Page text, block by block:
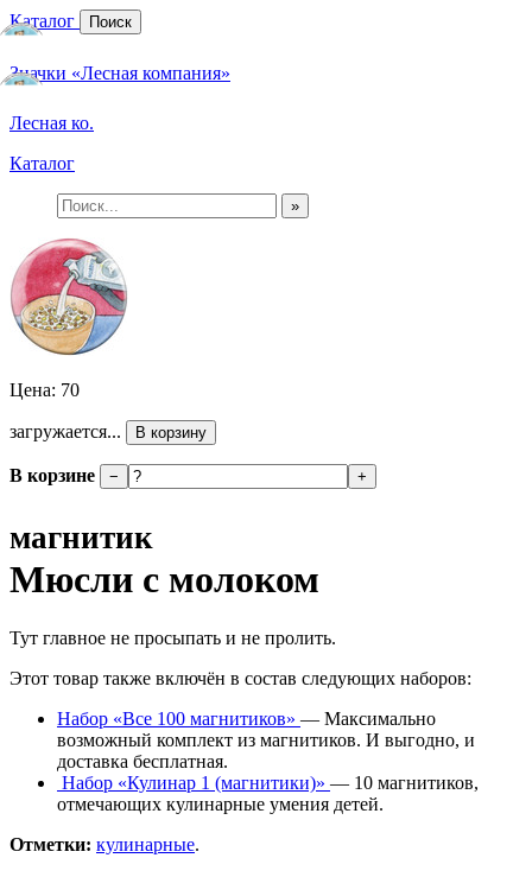
Каталог Поиск
Значки «Лесная компания»
Лесная ко.
Каталог
»
Цена: 70
загружается... В корзину
В корзине − +
магнитик
Мюсли с молоком
Тут главное не просыпать и не пролить.
Этот товар также включён в состав следующих наборов:
Набор «Все 100 магнитиков» — Максимально
возможный комплект из магнитиков. И выгодно, и
доставка бесплатная.
Набор «Кулинар 1 (магнитики)» — 10 магнитиков,
отмечающих кулинарные умения детей.
Отметки: кулинарные.